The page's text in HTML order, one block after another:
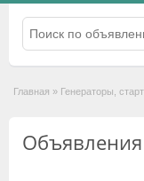
Главная » Генераторы,
Объявления